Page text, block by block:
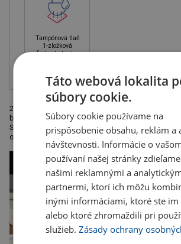
Tampónová tlač
1-zložková
farba, balené v
2 dielna sada na pizzu obsahujúca špeciálne nôž
bežný nôž s plastovou rukoväťou a čepeľou z
Súčasťou balenia je aj recept na pizzu vytlačený
obal.Rozměr: 16,8 x 2,5 x 25,5 cm. Odporúčaná
Táto webová lokalita
súbory cookie.
Súbory cookie používame na
prispôsobenie obsahu, reklám a
návštevnosti. Informácie o
používaní našej stránky
našimi reklamnými a
partnermi, ktorí ich môžu
inými informáciami, ktoré ste im
alebo ktoré zhromaždili pri
služieb.Zásady ochrany